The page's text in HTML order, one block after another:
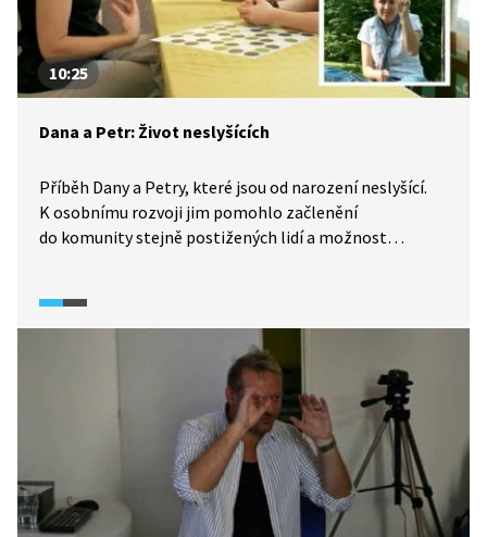
10:25
Dana a Petr: Život neslyšících
Příběh Dany a Petry, které jsou od narození neslyšící.
K osobnímu rozvoji jim pomohlo začlenění
do komunity stejně postižených lidí a možnost